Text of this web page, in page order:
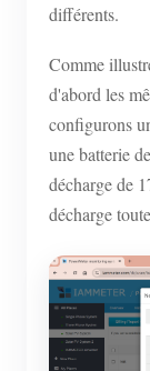
différents.
Comme
d'abord les
configurons
une batterie
décharge de
décharge